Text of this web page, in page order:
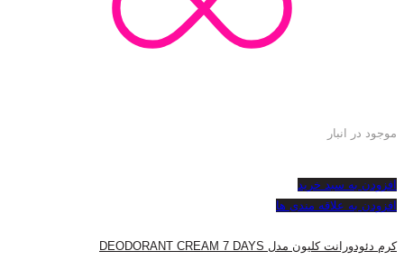
موجود در انبار
افزودن به سبد خرید
افزودن به علاقه مندی ها
کرم دئودورانت کلیون مدل DEODORANT CREAM 7 DAYS